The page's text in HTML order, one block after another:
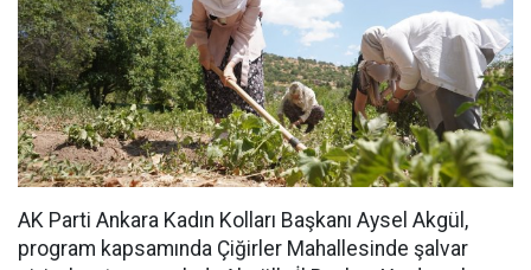
AK Parti Ankara Kadın Kolları Başkanı Aysel Akgül,
program kapsamında Çiğirler Mahallesinde şalvar